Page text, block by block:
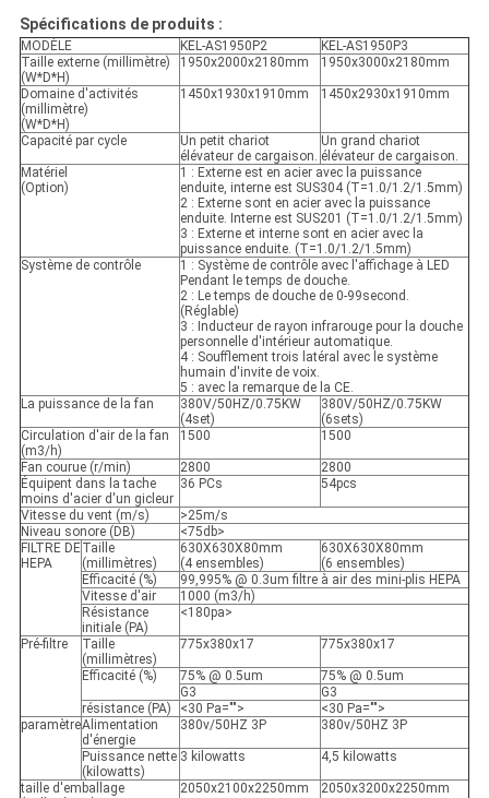
Spécifications de produits :
MODÈLE KEL-AS1950P2
KEL-AS1950P3
Taille externe (millimètre)
(W*D*H)
1950x2000x2180mm 1950x3000x2180mm
Domaine d'activités
(millimètre)
(W*D*H)
1450x1930x1910mm 1450x2930x1910mm
Capacité par cycle
Un petit chariot
élévateur de cargaison.
Un grand chariot
élévateur de cargaison.
Matériel
(Option)
1 : Externe est en acier avec la puissance
enduite, interne est SUS304 (T=1.0/1.2/1.5mm)
2 : Externe sont en acier avec la puissance
enduite. Interne est SUS201 (T=1.0/1.2/1.5mm)
3 : Externe et interne sont en acier avec la
puissance enduite. (T=1.0/1.2/1.5mm)
Système de contrôle
1 : Système de contrôle avec l'affichage à LED
Pendant le temps de douche.
2 : Le temps de douche de 0-99second.
(Réglable)
3 : Inducteur de rayon infrarouge pour la douche
personnelle d'intérieur automatique.
4 : Soufflement trois latéral avec le système
humain d'invite de voix.
5 : avec la remarque de la CE.
La puissance de la fan
380V/50HZ/0.75KW
(4set)
380V/50HZ/0.75KW
(6sets)
Circulation d'air de la fan
(m3/h)
1500 1500
Fan courue (r/min) 2800
2800
Équipent dans la tache
moins d'acier d'un gicleur
36 PCs 54pcs
Vitesse du vent (m/s)
>25m/s
Niveau sonore (DB)
<75db>
FILTRE DE
HEPA
Taille
(millimètres)
630X630X80mm
(4 ensembles)
630X630X80mm
(6 ensembles)
Efficacité (%)
99,995% @ 0.3um filtre à air des mini-plis HEPA
Vitesse d'air
1000 (m3/h)
Résistance
initiale (PA)
<180pa>
Pré-filtre
Taille
(millimètres)
775x380x17 775x380x17
Efficacité (%) 75% @ 0.5um
75% @ 0.5um
G3
G3
résistance (PA)
<30 Pa="">
<30 Pa="">
paramètreAlimentation
d'énergie
380v/50HZ 3P 380v/50HZ 3P
Puissance nette
(kilowatts)
3 kilowatts 4,5 kilowatts
taille d'emballage
2050x2100x2250mm 2050x3200x2250mm